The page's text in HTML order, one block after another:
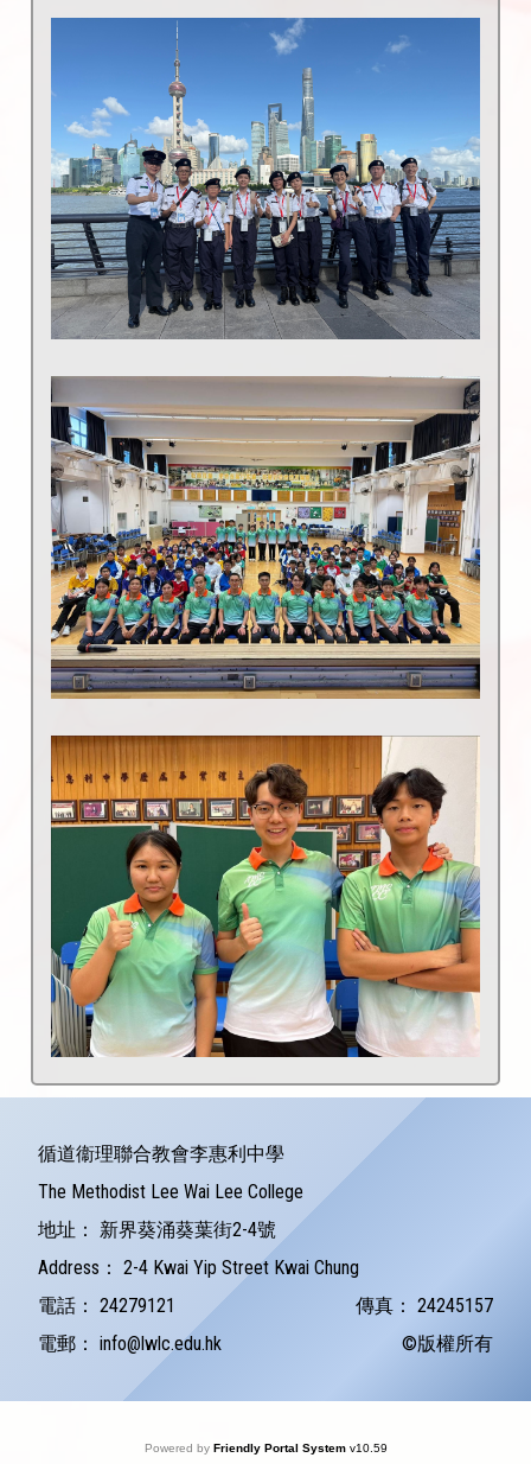
循道衞理聯合教會李惠利中學
The Methodist Lee Wai Lee College
地址：
新界葵涌葵葉街2-4號
Address： 2-4 Kwai Yip Street Kwai Chung
電話： 24279121 傳真： 24245157
電郵： info@lwlc.edu.hk ©版權所有
Powered by Friendly Portal System v10.59